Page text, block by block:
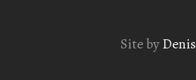
Site byDenis